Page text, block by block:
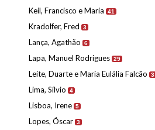
Keil, Francisco e Maria 41
Kradolfer, Fred 3
Lança, Agathão 6
Lapa, Manuel Rodrigues 29
Leite, Duarte e Maria Eulália Falcão 3
Lima, Sílvio 4
Lisboa, Irene 5
Lopes, Óscar 3